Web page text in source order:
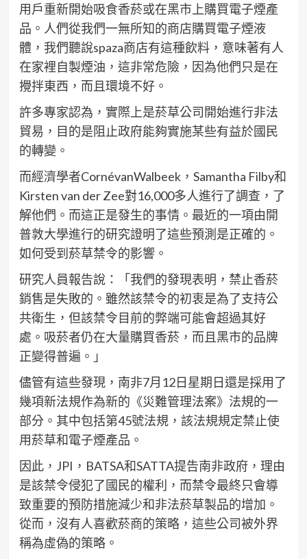
用戶重新開始吸食香菸或在黑市上購買電子煙產
品。人們從我們一無所知的商店購買電子煙液
體，我們聽說spaza商店有這種飲料，意味著有人
在家裡自製煙油，這非常危險，因為他們只是在
攪拌東西，而且環境不好。
許多專家認為，實際上是菸草公司開始進行非法
貿易，目的是阻止政府能夠實施某些有益於國民
的轉變。
而經濟學者CornévanWalbeek，Samantha Filby和
Kirsten van der Zee對16,000多人進行了調查，了
解他們。而這正是發生的事情。最近的一項由開
普敦大學進行的研究證明了這些預測是正確的。
如何受到菸草禁令的影響。
研究人員報告說：「我們的發現表明，禁止香菸
銷售是失敗的。雖然該禁令的初衷是為了支持公
共衛生，但該禁令目前的弊端可能會超過其好
處。吸菸者仍在大量購買香菸，而且黑市的品牌
正變得普遍。」
儘管有這些發現，南非7月12日星期日還是採用了
幾項新法規作為新的《災難管理法案》法規的一
部分。其中包括第45號法規，該法規規定禁止使
用菸草和電子煙產品。
因此，JPI，BATSA和SATTA提告南非政府，理由
是該禁令侵犯了國民的權利，而禁令最終只會導
致重要的預防措施減少和非法菸草製品的增加。
從而，沒有人喜歡菸商的策略，這些公司被外界
稱為虛偽的策略。